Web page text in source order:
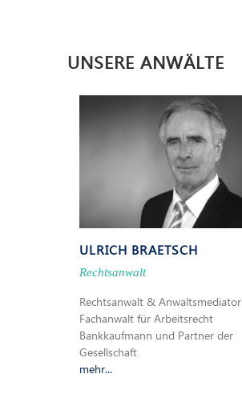
UNSERE ANWÄLTE
ULRICH BRAETSCH
Rechtsanwalt
Rechtsanwalt & Anwaltsmediator
Fachanwalt für Arbeitsrecht
Bankkaufmann und Partner der
Gesellschaft
mehr...